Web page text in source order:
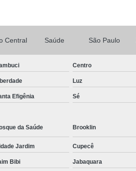
Central Saúde São Paulo
Centro
Luz
Efigênia Sé
da Saúde Brooklin
Jardim Cupecê
Bibi Jabaquara